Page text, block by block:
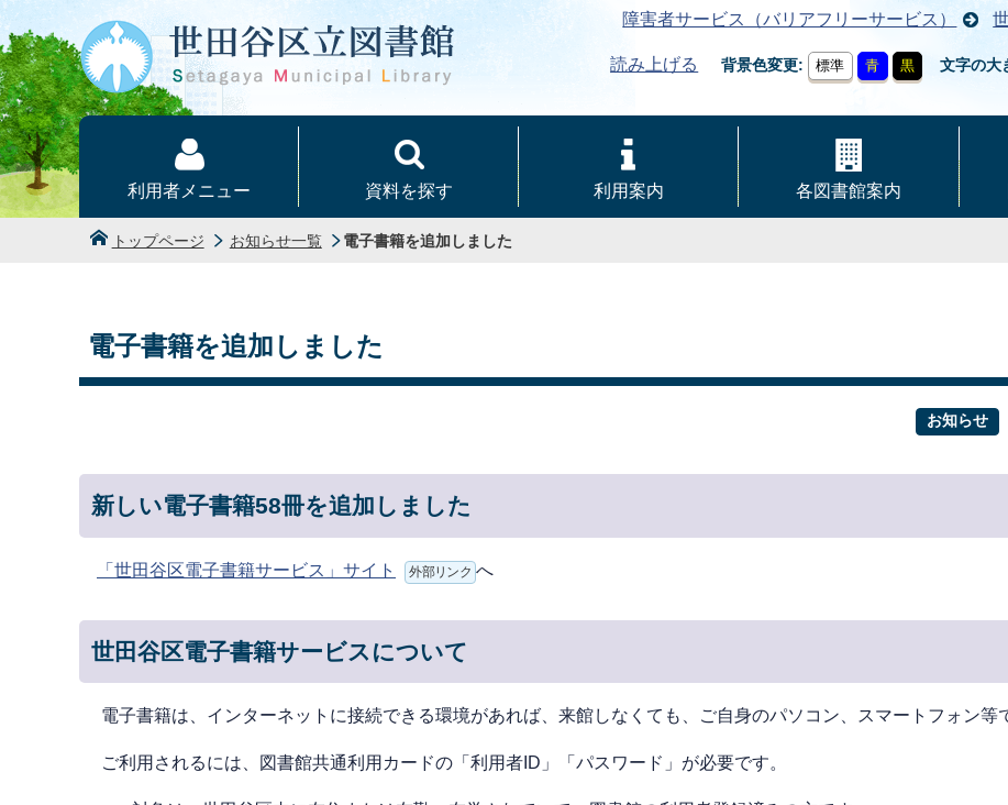
本文へ
障害者サービス（バリアフリーサービス）
読み上げる 背景色変更 標準 青 黒 文字の大
利用者メニュー 資料を探す 利用案内 各図書館案内
トップページ お知らせ一覧 電子書籍を追加しました
電子書籍を追加しました
お知らせ
新しい電子書籍58冊を追加しました
「世田谷区電子書籍サービス」サイト 外部リンク へ
世田谷区電子書籍サービスについて
電⼦書籍は、インターネットに接続できる環境があれば、来館しなくても、ご⾃⾝のパソコン、スマートフォン等
ご利⽤されるには、図書館共通利用カードの「利用者ID」「パスワード」が必要です。